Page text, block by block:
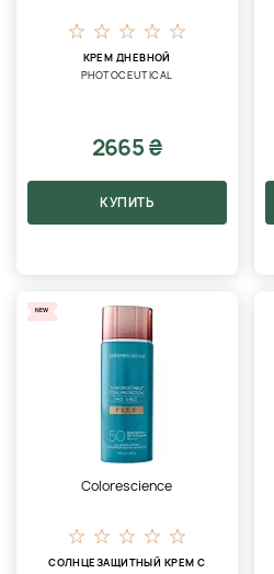
КРЕМ ДНЕВНОЙ
PHOTOCEUTICAL
2665 ₴
КУПИТЬ
NEW
Colorescience
СОЛНЦЕЗАЩИТНЫЙ КРЕМ С